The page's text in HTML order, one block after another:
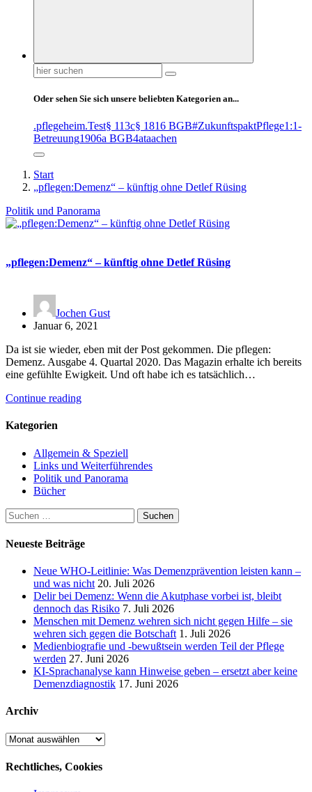
Suchen
nach:
Oder sehen Sie sich unsere beliebten Kategorien an...
.pflegeheim.Test§ 113c§ 1816 BGB#ZukunftspaktPflege1:1-
Betreuung1906a BGB4ataachen
Start
„pflegen:Demenz“ – künftig ohne Detlef Rüsing
Politik und Panorama
„pflegen:Demenz“ – künftig ohne Detlef Rüsing
Jochen Gust
Januar 6, 2021
Da ist sie wieder, eben mit der Post gekommen. Die pflegen:
Demenz. Ausgabe 4. Quartal 2020. Das Magazin erhalte ich bereits
eine gefühlte Ewigkeit. Und oft habe ich es tatsächlich…
Continue reading
Kategorien
Allgemein & Speziell
Links und Weiterführendes
Politik und Panorama
Bücher
Suchen
nach:
Neueste Beiträge
Neue WHO-Leitlinie: Was Demenzprävention leisten kann –
und was nicht 20. Juli 2026
Delir bei Demenz: Wenn die Akutphase vorbei ist, bleibt
dennoch das Risiko 7. Juli 2026
Menschen mit Demenz wehren sich nicht gegen Hilfe – sie
wehren sich gegen die Botschaft 1. Juli 2026
Medienbiografie und -bewußtsein werden Teil der Pflege
werden 27. Juni 2026
KI-Sprachanalyse kann Hinweise geben – ersetzt aber keine
Demenzdiagnostik 17. Juni 2026
Archiv
Archiv
Rechtliches, Cookies